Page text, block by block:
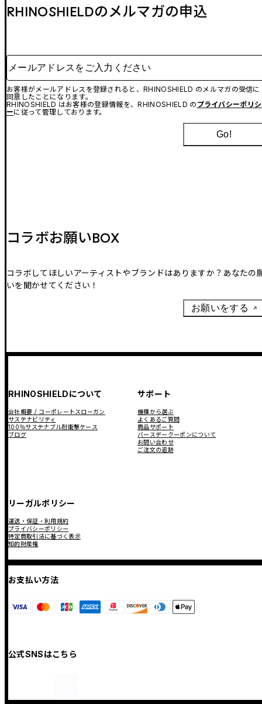
RHINOSHIELDのメルマガの申込
メールアドレスをご入力ください
お客様がメールアドレスを登録されると、RHINOSHIELD のメルマガの受信に
同意したことになります。
RHINOSHIELD はお客様の登録情報を、RHINOSHIELD の プライバシーポリシ
ーに従って管理しております。
Go!
コラボお願いBOX
コラボしてほしいアーティストやブランドはありますか？あなたの
いを聞かせてください！
お願いをする
RHINOSHIELDについて
会社概要 / コーポレートスローガン
サステナビリティ
100％サステナブル耐衝撃ケース
ブログ
サポート
機種から選ぶ
よくあるご質問
商品サポート
バースデークーポンについて
お問い合わせ
ご注文の追跡
リーガルポリシー
運送・保証・利用規約
プライバシーポリシー
特定商取引法に基づく表示
知的財産権
お支払い方法
公式SNSはこちら